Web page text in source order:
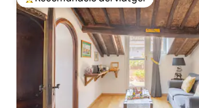
Principals recomanacions dels viatgers